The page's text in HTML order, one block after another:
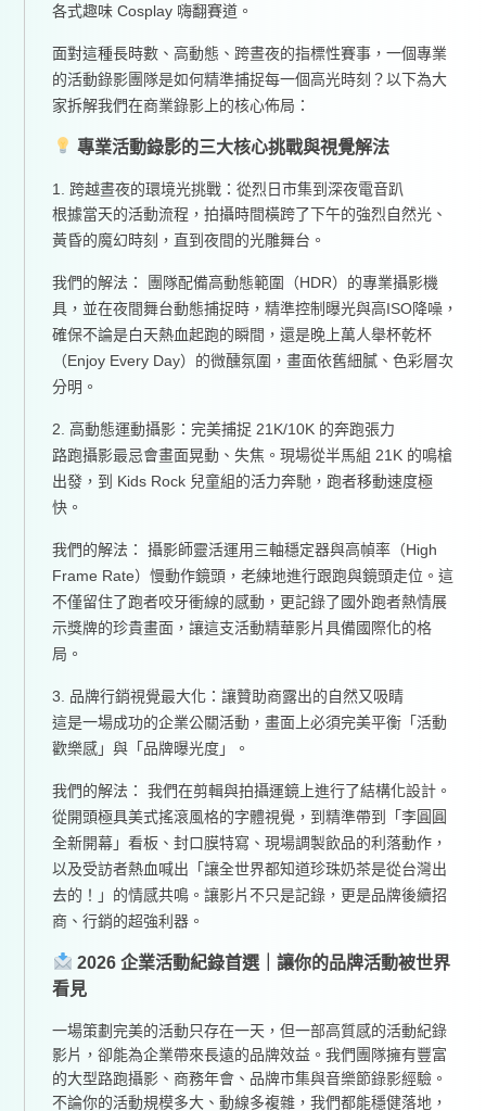
各式趣味 Cosplay 嗨翻賽道。
面對這種長時數、高動態、跨晝夜的指標性賽事，一個專業
的活動錄影團隊是如何精準捕捉每一個高光時刻？以下為大
家拆解我們在商業錄影上的核心佈局：
專業活動錄影的三大核心挑戰與視覺解法
1. 跨越晝夜的環境光挑戰：從烈日市集到深夜電音趴
根據當天的活動流程，拍攝時間橫跨了下午的強烈自然光、
黃昏的魔幻時刻，直到夜間的光雕舞台。
我們的解法： 團隊配備高動態範圍（HDR）的專業攝影機
具，並在夜間舞台動態捕捉時，精準控制曝光與高ISO降噪，
確保不論是白天熱血起跑的瞬間，還是晚上萬人舉杯乾杯
（Enjoy Every Day）的微醺氛圍，畫面依舊細膩、色彩層次
分明。
2. 高動態運動攝影：完美捕捉 21K/10K 的奔跑張力
路跑攝影最忌會畫面晃動、失焦。現場從半馬組 21K 的鳴槍
出發，到 Kids Rock 兒童組的活力奔馳，跑者移動速度極
快。
我們的解法： 攝影師靈活運用三軸穩定器與高幀率（High
Frame Rate）慢動作鏡頭，老練地進行跟跑與鏡頭走位。這
不僅留住了跑者咬牙衝線的感動，更記錄了國外跑者熱情展
示獎牌的珍貴畫面，讓這支活動精華影片具備國際化的格
局。
3. 品牌行銷視覺最大化：讓贊助商露出的自然又吸睛
這是一場成功的企業公關活動，畫面上必須完美平衡「活動
歡樂感」與「品牌曝光度」。
我們的解法： 我們在剪輯與拍攝運鏡上進行了結構化設計。
從開頭極具美式搖滾風格的字體視覺，到精準帶到「李圓圓
全新開幕」看板、封口膜特寫、現場調製飲品的利落動作，
以及受訪者熱血喊出「讓全世界都知道珍珠奶茶是從台灣出
去的！」的情感共鳴。讓影片不只是記錄，更是品牌後續招
商、行銷的超強利器。
2026 企業活動紀錄首選｜讓你的品牌活動被世界
看見
一場策劃完美的活動只存在一天，但一部高質感的活動紀錄
影片，卻能為企業帶來長遠的品牌效益。我們團隊擁有豐富
的大型路跑攝影、商務年會、品牌市集與音樂節錄影經驗。
不論你的活動規模多大、動線多複雜，我們都能穩健落地，